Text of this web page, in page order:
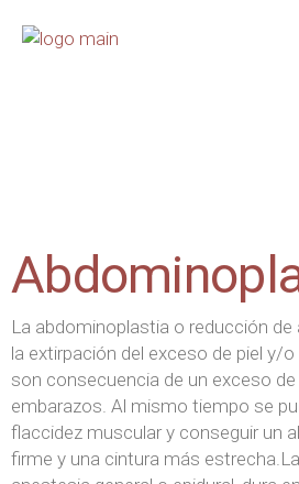
La abdominoplastia o reducción
la extirpación del exceso de piel y/
son consecuencia de un exceso
embarazos. Al mismo tiempo se
flaccidez muscular y conseguir un
firme y una cintura más